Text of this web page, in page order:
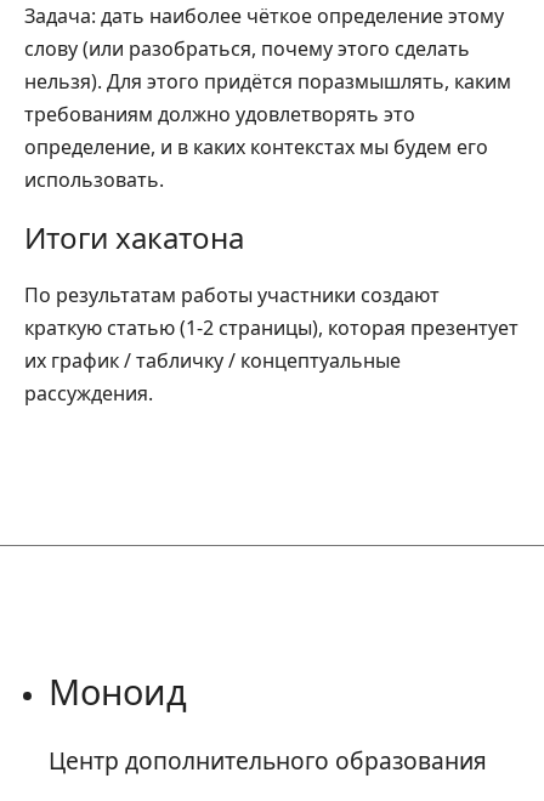
Задача: дать наиболее чёткое определение этому
слову (или разобраться, почему этого сделать
нельзя). Для этого придётся поразмышлять, каким
требованиям должно удовлетворять это
определение, и в каких контекстах мы будем его
использовать.
Итоги хакатона
По результатам работы участники создают
краткую статью (1-2 страницы), которая презентует
их график / табличку / концептуальные
рассуждения.
Моноид
Центр дополнительного образования